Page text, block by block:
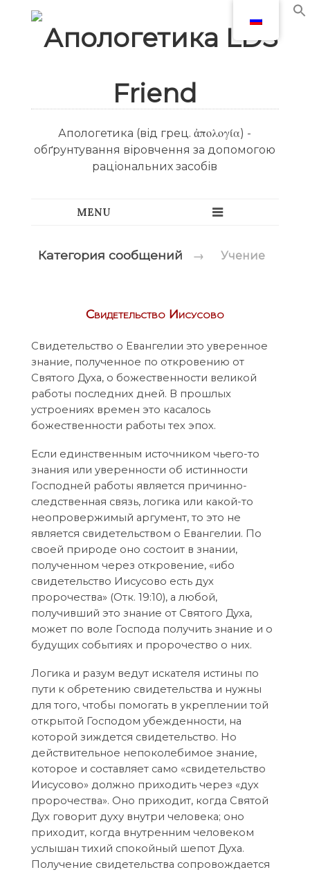
Апологетика (від грец. ἀπολογία) -
обґрунтування віровчення за допомогою
раціональних засобів
Категория сообщений → Учение
Свидетельство Иисусово
Свидетельство о Евангелии это уверенное
знание, полученное по откровению от
Святого Духа, о божественности великой
работы последних дней. В прошлых
устроениях времен это касалось
божественности работы тех эпох.
Если единственным источником чьего-то
знания или уверенности об истинности
Господней работы является причинно-
следственная связь, логика или какой-то
неопровержимый аргумент, то это не
является свидетельством о Евангелии. По
своей природе оно состоит в знании,
полученном через откровение, «ибо
свидетельство Иисусово есть дух
пророчества» (Отк. 19:10), а любой,
получивший это знание от Святого Духа,
может по воле Господа получить знание и о
будущих событиях и пророчество о них.
Логика и разум ведут искателя истины по
пути к обретению свидетельства и нужны
для того, чтобы помогать в укреплении той
открытой Господом убежденности, на
которой зиждется свидетельство. Но
действительное непоколебимое знание,
которое и составляет само «свидетельство
Иисусово» должно приходить через «дух
пророчества». Оно приходит, когда Святой
Дух говорит духу внутри человека; оно
приходит, когда внутренним человеком
услышан тихий спокойный шепот Духа.
Получение свидетельства сопровождается